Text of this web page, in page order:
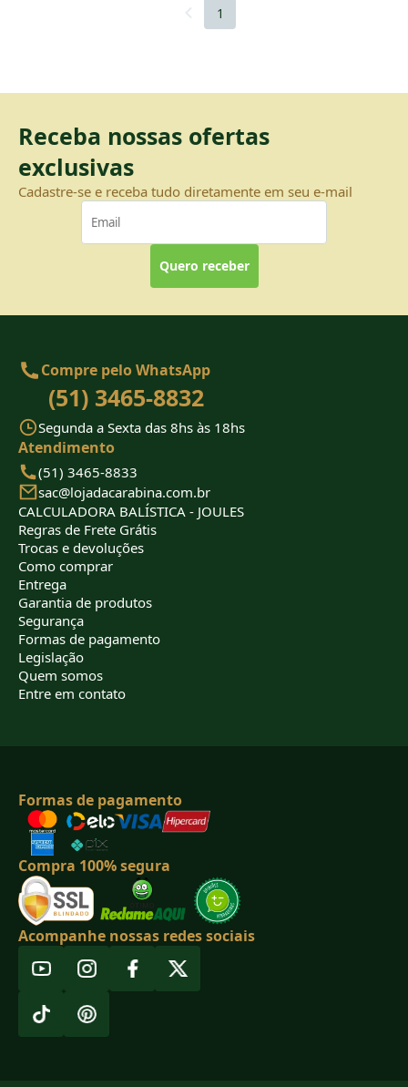
1
Receba nossas ofertas
exclusivas
Cadastre-se e receba tudo diretamente em seu e-mail
Quero receber
Compre pelo WhatsApp
(51) 3465-8832
Segunda a Sexta das 8hs às 18hs
Atendimento
(51) 3465-8833
sac@lojadacarabina.com.br
CALCULADORA BALÍSTICA - JOULES
Regras de Frete Grátis
Trocas e devoluções
Como comprar
Entrega
Garantia de produtos
Segurança
Formas de pagamento
Legislação
Quem somos
Entre em contato
Formas de pagamento
Compra 100% segura
Acompanhe nossas redes sociais